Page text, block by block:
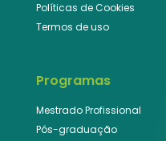
Políticas de Cookies
Termos de uso
Programas
Mestrado Profissional
Pós-graduação